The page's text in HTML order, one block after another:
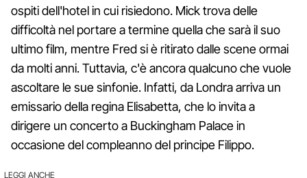
ospiti dell'hotel in cui risiedono. Mick trova delle
difficoltà nel portare a termine quella che sarà il suo
ultimo film, mentre Fred si è ritirato dalle scene ormai
da molti anni. Tuttavia, c'è ancora qualcuno che vuole
ascoltare le sue sinfonie. Infatti, da Londra arriva un
emissario della regina Elisabetta, che lo invita a
dirigere un concerto a Buckingham Palace in
occasione del compleanno del principe Filippo.
LEGGI ANCHE